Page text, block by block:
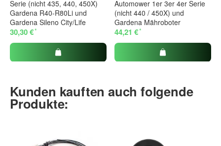
Serie (nicht 435, 440, 450X)
Gardena R40-R80Li und
Gardena Sileno City/Life
30,30 €*
Automower 1er 3er 4er Serie
(nicht 440 / 450X) und
Gardena Mähroboter
44,21 €*
Kunden kauften auch folgende
Produkte: